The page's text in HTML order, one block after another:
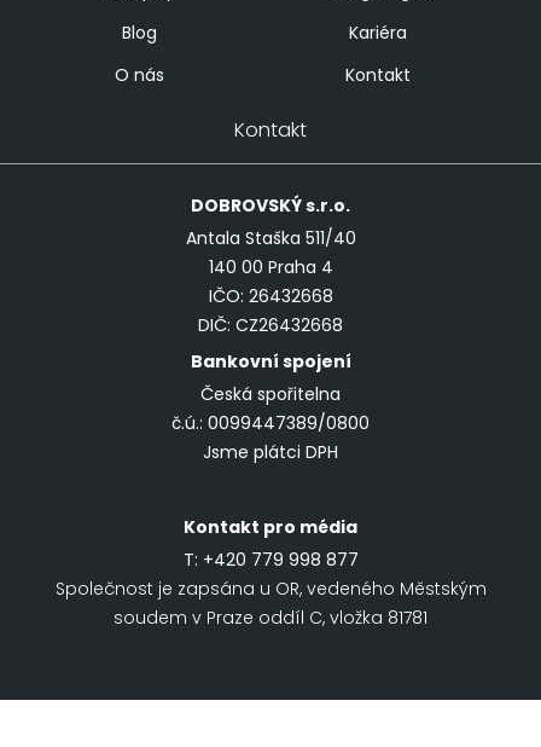
Blog
Kariéra
O nás
Kontakt
Kontakt
DOBROVSKÝs.r.o.
Antala Staška 511/40
140 00 Praha 4
IČO: 26432668
DIČ: CZ26432668
Bankovní spojení
Česká spořitelna
č.ú.: 0099447389/0800
Jsme plátci DPH
Kontakt pro média
T: +420 779 998 877
Společnost je zapsána u OR, vedeného Městským
soudem v Praze oddíl C, vložka 81781